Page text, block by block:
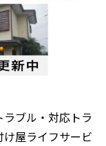
ブル・対応トラ
屋ライフサービ